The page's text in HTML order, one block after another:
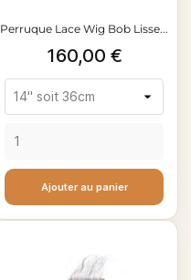
Perruque Lace Wig Bob Lisse...
Prix
160,00 €
Ajouter au panier